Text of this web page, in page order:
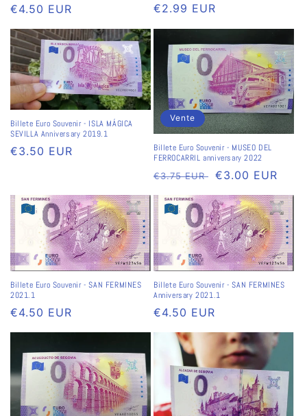
Prix
€4.50 EUR
Prix
€2.99 EUR
Billete Euro Souvenir - ISLA MÁGICA
SEVILLA Anniversary 2019.1
Prix
€3.50 EUR
Vente
Billete Euro Souvenir - MUSEO DEL
FERROCARRIL anniversary 2022
Prix
habituel
€3.75 EUR
Prix
soldé
€3.00 EUR
Billete Euro Souvenir - SAN FERMINES
2021.1
Prix
€4.50 EUR
Billete Euro Souvenir - SAN FERMINES
Anniversary 2021.1
Prix
€4.50 EUR